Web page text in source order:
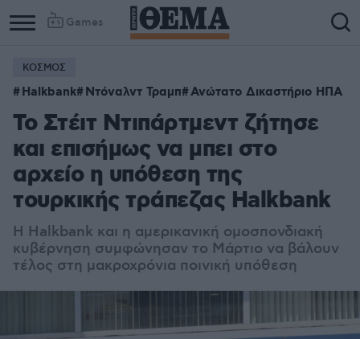
Games
ΚΟΣΜΟΣ
Halkbank Ντόναλντ Τραμπ Ανώτατο Δικαστήριο ΗΠΑ
Το Στέιτ Ντιπάρτμεντ ζήτησε
και επισήμως να μπει στο
αρχείο η υπόθεση της
τουρκικής τράπεζας Halkbank
Η Halkbank και η αμερικανική ομοσπονδιακή
κυβέρνηση συμφώνησαν το Μάρτιο να βάλουν
τέλος στη μακροχρόνια ποινική υπόθεση